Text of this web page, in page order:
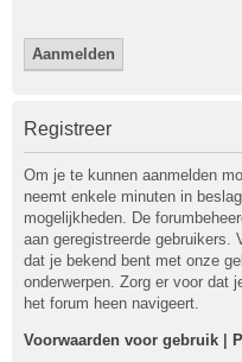
Registreer
Om je te kunnen aanmelden
neemt enkele minuten in
mogelijkheden. De
aan geregistreerde gebruikers.
dat je bekend bent met onze
onderwerpen. Zorg er voor dat
het forum heen navigeert.
Voorwaarden voor gebruik